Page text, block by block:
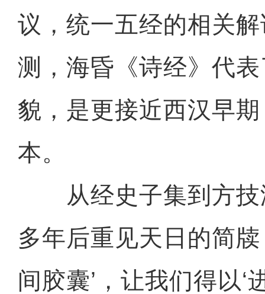
议，统一五经的相关
测，海昏《诗经》代
貌，是更接近西汉早
本。
从经史子集到方技
多年后重见天日的简牍
间胶囊’，让我们得以‘